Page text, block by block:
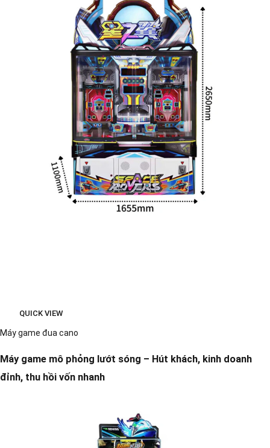
QUICK VIEW
Máy game đua cano
Máy game mô phỏng lướt sóng – Hút khách, kinh doanh
đỉnh, thu hồi vốn nhanh